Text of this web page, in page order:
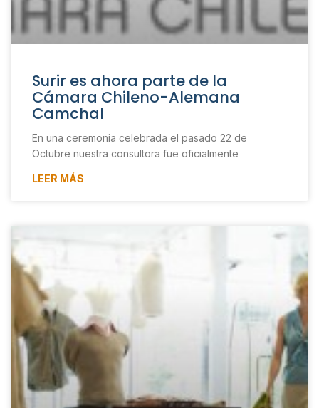
Surir es ahora parte de la
Cámara Chileno-Alemana
Camchal
En una ceremonia celebrada el pasado 22 de
Octubre nuestra consultora fue oficialmente
LEER MÁS